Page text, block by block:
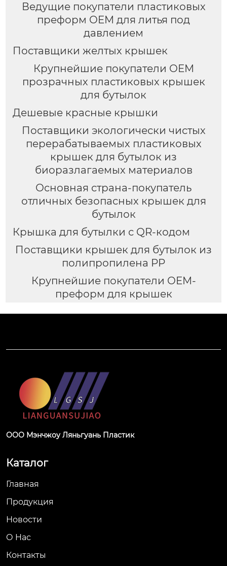
Ведущие покупатели пластиковых
преформ OEM для литья под
давлением
Поставщики желтых крышек
Крупнейшие покупатели OEM
прозрачных пластиковых крышек
для бутылок
Дешевые красные крышки
Поставщики экологически чистых
перерабатываемых пластиковых
крышек для бутылок из
биоразлагаемых материалов
Основная страна-покупатель
отличных безопасных крышек для
бутылок
Крышка для бутылки с QR-кодом
Поставщики крышек для бутылок из
полипропилена PP
Крупнейшие покупатели OEM-
преформ для крышек
ООО Мэнчжоу Ляньгуань Пластик
Каталог
Главная
Продукция
Новости
О Hас
Контакты